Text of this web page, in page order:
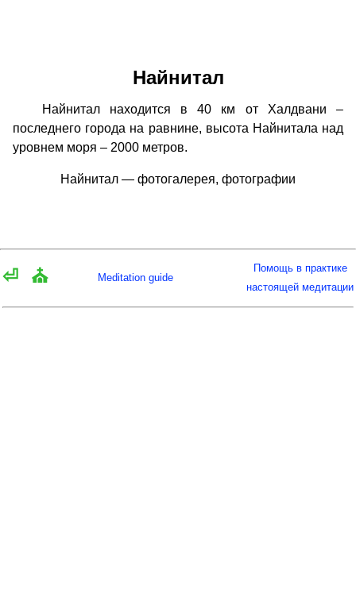
Найнитал
Найнитал находится в 40 км от Халдвани –
последнего города на равнине, высота Найнитала над
уровнем моря – 2000 метров.
Найнитал — фотогалерея, фотографии
⏎ ⛪ Meditation guide
Помощь в практике
настоящей медитации